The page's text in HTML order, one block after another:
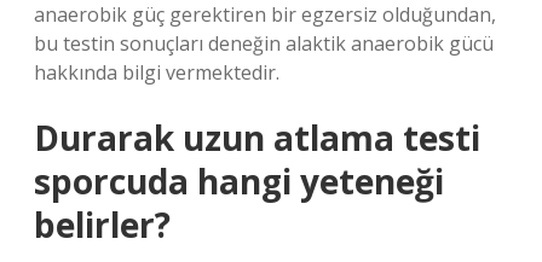
anaerobik güç gerektiren bir egzersiz olduğundan,
bu testin sonuçları deneğin alaktik anaerobik gücü
hakkında bilgi vermektedir.
Durarak uzun atlama testi
sporcuda hangi yeteneği
belirler?